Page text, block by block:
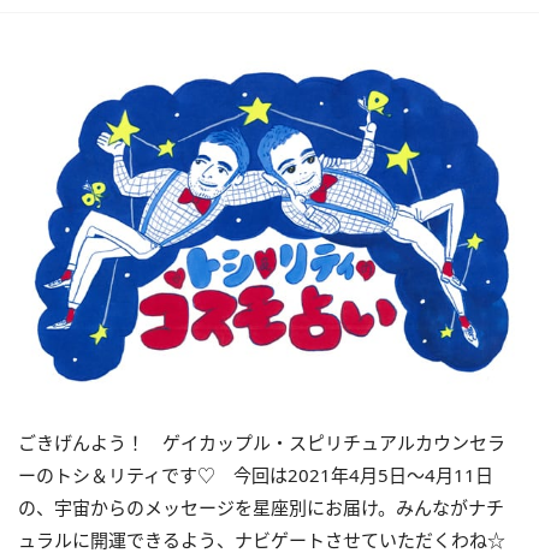
ごきげんよう！ ゲイカップル・スピリチュアルカウンセラ
ーのトシ＆リティです♡ 今回は2021年4月5日〜4月11 日
の、宇宙からのメッセージを星座別にお届け。みんながナチ
ュラルに開運できるよう、ナビゲートさせていただくわね☆